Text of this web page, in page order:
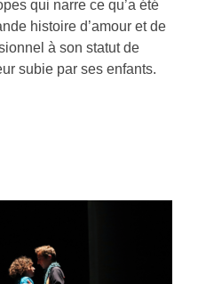
qui narre ce qu’a été
histoire d’amour et de
à son statut de
subie par ses enfants.